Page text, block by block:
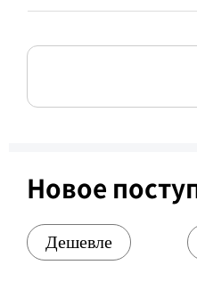
Новое
Дешевле